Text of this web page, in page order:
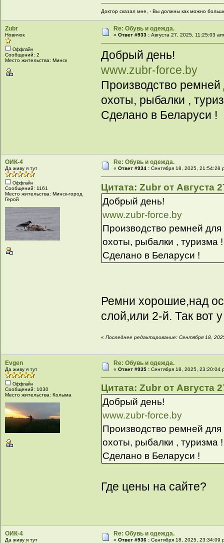
Доктор сказал мне, - Вы должны как можно
Zubr
Новичок
Оффлайн
Сообщений: 2
Место жительства: Минск
Re: Обувь и одежда.
«Ответ #933 : Августа 27, 2025, 11:25:03
Добрый день!
www.zubr-force.by
Производство ремней
охоты, рыбалки ,
Сделано в Беларуси !
ОИК-4
Да живу я тут
Оффлайн
Сообщений: 1161
Место жительства: Минск-город
Герой
Re: Обувь и одежда.
«Ответ #934 : Сентября 18, 2025, 21:54:28
Цитата: Zubr от Августа
Добрый день!
www.zubr-force.by
Производство ремней для
охоты, рыбалки , туризма !
Сделано в Беларуси !
Ремни хорошие,над
слой,или 2-й. Так вот
«Последнее редактирование: Сентября 18,
Evgen
Да живу я тут
Оффлайн
Сообщений: 1030
Место жительства: Колыма
Re: Обувь и одежда.
«Ответ #935 : Сентября 18, 2025, 23:20:04
Цитата: Zubr от Августа
Добрый день!
www.zubr-force.by
Производство ремней для
охоты, рыбалки , туризма !
Сделано в Беларуси !
Где цены на сайте?
ОИК-4
Да живу я тут
Re: Обувь и одежда.
«Ответ #936 : Сентября 18, 2025, 23:34:09